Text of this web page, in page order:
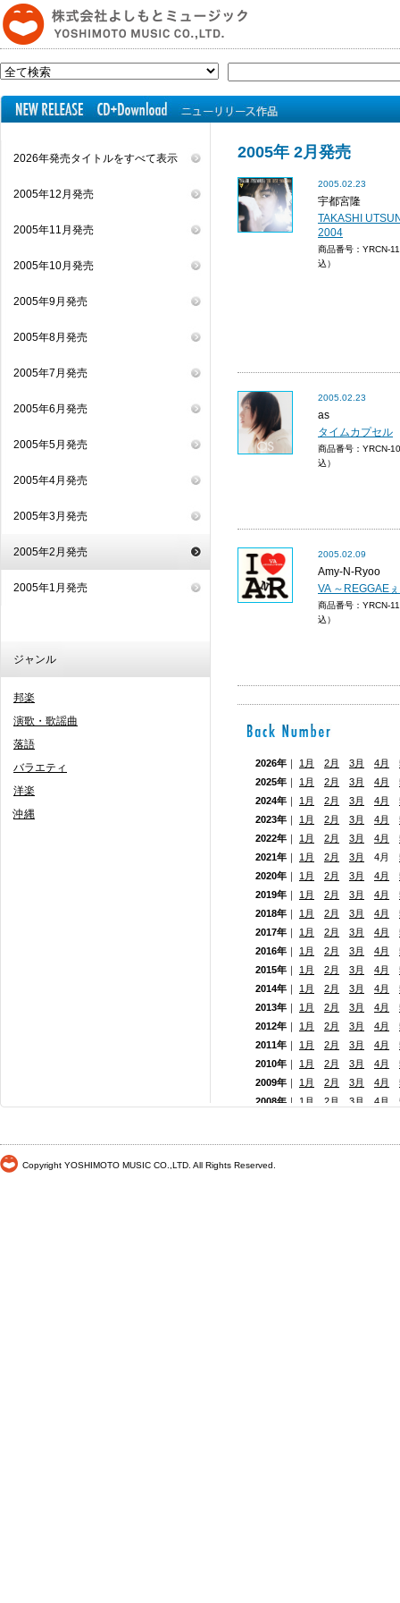
2026年発売タイトルをすべて表示
2005年12月発売
2005年11月発売
2005年10月発売
2005年9月発売
2005年8月発売
2005年7月発売
2005年6月発売
2005年5月発売
2005年4月発売
2005年3月発売
2005年2月発売
2005年1月発売
ジャンル
邦楽
演歌・歌謡曲
落語
バラエティ
洋楽
沖縄
2005年 2月発売
2005.02.23
宇都宮隆
TAKASHI
2004
商品番号：YRCN-
込）
2005.02.23
as
タイムカプセル
商品番号：YRCN-
込）
2005.02.09
Amy-N-Ryoo
VA ～REGGAE
商品番号：YRCN-
込）
2026年 ｜ 1月 2月 3月 4月
2025年 ｜ 1月 2月 3月 4月
2024年 ｜ 1月 2月 3月 4月
2023年 ｜ 1月 2月 3月 4月
2022年 ｜ 1月 2月 3月 4月
2021年 ｜ 1月 2月 3月 4月
2020年 ｜ 1月 2月 3月 4月
2019年 ｜ 1月 2月 3月 4月
2018年 ｜ 1月 2月 3月 4月
2017年 ｜ 1月 2月 3月 4月
2016年 ｜ 1月 2月 3月 4月
2015年 ｜ 1月 2月 3月 4月
2014年 ｜ 1月 2月 3月 4月
2013年 ｜ 1月 2月 3月 4月
2012年 ｜ 1月 2月 3月 4月
2011年 ｜ 1月 2月 3月 4月
2010年 ｜ 1月 2月 3月 4月
2009年 ｜ 1月 2月 3月 4月
2008年 ｜ 1月 2月 3月 4月
Copyright YOSHIMOTO MUSIC CO.,LTD. All Rights Reserved.